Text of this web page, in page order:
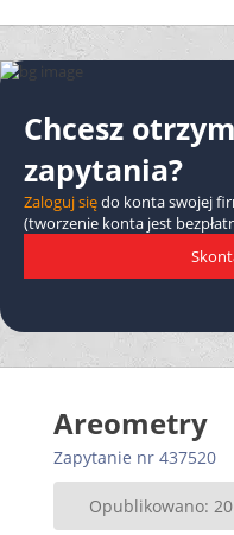
Chcesz
zapytania?
Zaloguj siędo konta swojej
(tworzenie konta jest
Areometry
Zapytanie nr 437520
Opublikowano: